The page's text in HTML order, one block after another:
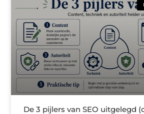
De 3 pijlers van SEO uitgelegd